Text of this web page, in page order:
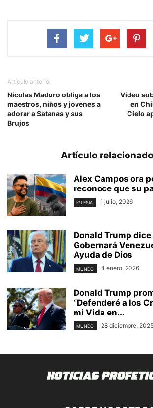
Artículo anterior
Nicolas Maduro obliga a los
maestros, niños y jovenes a
adorar a Satanas y sus
Brujos
Video
en
Cielo
Artículo
Alex Campos ora
reconoce que su
IGLESIA 1 julio, 2026
Donald Trump dice
Gobernará
Ayuda de Dios
MUNDO 4 enero, 2026
Donald Trump
“Defenderé a los
mi Vida en...
MUNDO 28 diciembre, 2025